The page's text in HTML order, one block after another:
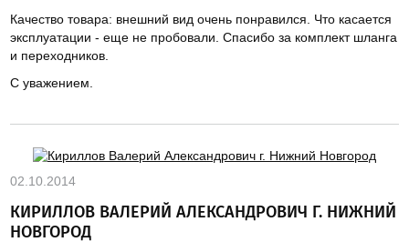
Качество товара: внешний вид очень понравился. Что касается
эксплуатации - еще не пробовали. Спасибо за комплект шланга
и переходников.
С уважением.
02.10.2014
КИРИЛЛОВ ВАЛЕРИЙ АЛЕКСАНДРОВИЧ Г. НИЖНИЙ
НОВГОРОД